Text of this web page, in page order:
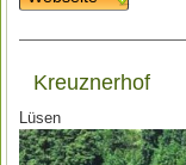
Kreuznerhof
Lüsen